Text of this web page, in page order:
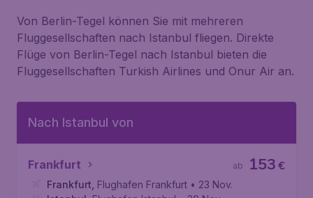
Von Berlin-Tegel können Sie mit mehreren
Fluggesellschaften nach Istanbul fliegen. Direkte
Flüge von Berlin-Tegel nach Istanbul bieten die
Fluggesellschaften Turkish Airlines und Onur Air an.
Nach Istanbul von
Frankfurt €
153
ab
Frankfurt Flughafen Frankfurt • 23 Nov.